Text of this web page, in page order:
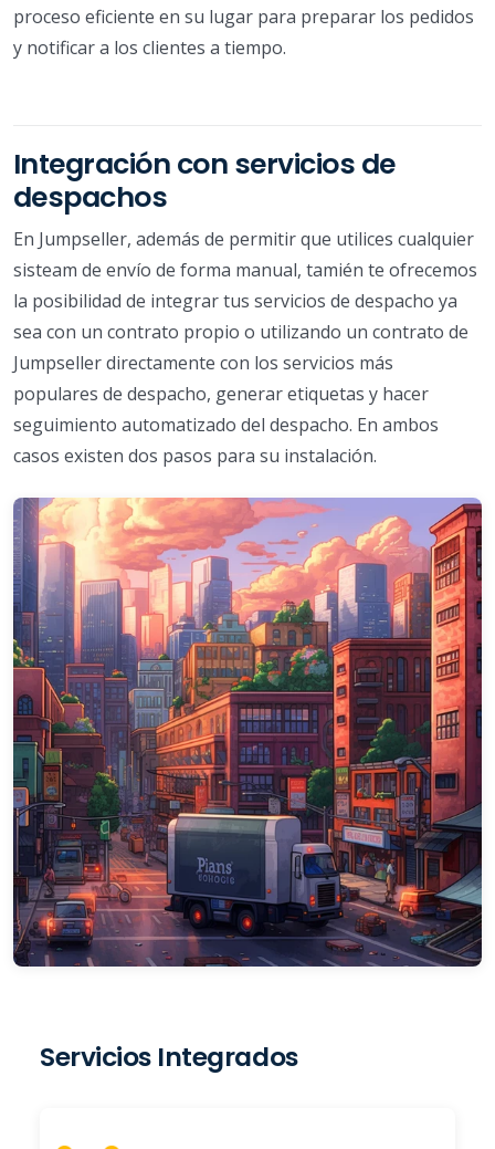
proceso eficiente en su lugar para preparar los pedidos
y notificar a los clientes a tiempo.
Integración con servicios de
despachos
En Jumpseller, además de permitir que utilices cualquier
sisteam de envío de forma manual, tamién te ofrecemos
la posibilidad de integrar tus servicios de despacho ya
sea con un contrato propio o utilizando un contrato de
Jumpseller directamente con los servicios más
populares de despacho, generar etiquetas y hacer
seguimiento automatizado del despacho. En ambos
casos existen dos pasos para su instalación.
Servicios Integrados